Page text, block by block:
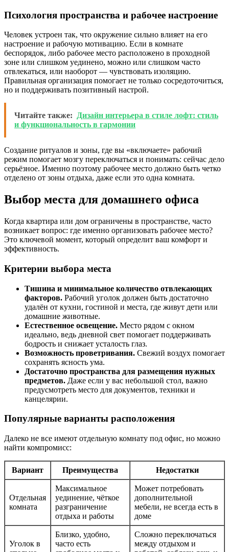
Психология пространства и рабочее настроение
Человек устроен так, что окружение сильно влияет на его
настроение и рабочую мотивацию. Если в комнате
беспорядок, либо рабочее место расположено в проходной
зоне или слишком уединено, можно или слишком часто
отвлекаться, или наоборот — чувствовать изоляцию.
Правильная организация помогает не только сосредоточиться,
но и поддерживать позитивный настрой.
Читайте также: Дизайн интерьера в стиле лофт: стиль
и функциональность в гармонии
Создание ритуалов и зоны, где вы «включаете» рабочий
режим помогает мозгу переключаться и понимать: сейчас дело
серьёзное. Именно поэтому рабочее место должно быть четко
отделено от зоны отдыха, даже если это одна комната.
Выбор места для домашнего офиса
Когда квартира или дом ограничены в пространстве, часто
возникает вопрос: где именно организовать рабочее место?
Это ключевой момент, который определит ваш комфорт и
эффективность.
Критерии выбора места
Тишина и минимальное количество отвлекающих
факторов. Рабочий уголок должен быть достаточно
удалён от кухни, гостиной и места, где живут дети или
домашние животные.
Естественное освещение. Место рядом с окном
идеально, ведь дневной свет помогает поддерживать
бодрость и снижает усталость глаз.
Возможность проветривания. Свежий воздух помогает
сохранять ясность ума.
Достаточно пространства для размещения нужных
предметов. Даже если у вас небольшой стол, важно
предусмотреть место для документов, техники и
канцелярии.
Популярные варианты расположения
Далеко не все имеют отдельную комнату под офис, но можно
найти компромисс:
Вариант Преимущества Недостатки
Отдельная
комната
Максимальное
уединение, чёткое
разграничение
отдыха и работы
Может потребовать
дополнительной
мебели, не всегда есть в
доме
Уголок в
Близко, удобно,
часто есть
Сложно переключаться
между отдыхом и